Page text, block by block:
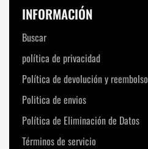
INFORMACIÓN
Buscar
política de privacidad
Política de devolución y reembolso
Politica de envios
Política de Eliminación de Datos
Términos de servicio